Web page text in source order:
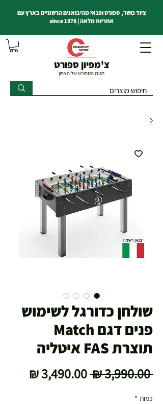
צ'מפיון ספורט
חנות הספורט של הצפון
ציוד כושר, ספורט ופנאי מהיבואנים הרשמיים בארץ עם
אחריות מלאה | since 1978
שולחן כדורגל לשימוש
פנים דגם Match
תוצרת FAS איטליה
‏3,990.00 ‏₪
מחיר
כמות *